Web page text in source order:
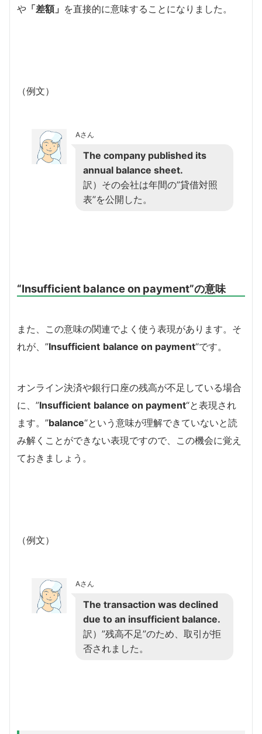
や 「差額」 を直接的に意味することになりました。
（例文）
Aさん
The company published its
annual balance sheet.
訳）その会社は年間の”貸借対照
表”を公開した。
“Insufficient balance on payment”の意味
また、この意味の関連でよく使う表現があります。そ
れが、”Insufficient balance on payment“です。
オンライン決済や銀行口座の残高が不足している場合
に、”Insufficient balance on payment“と表現され
ます。”balance“という意味が理解できていないと読
み解くことができない表現ですので、この機会に覚え
ておきましょう。
（例文）
Aさん
The transaction was declined
due to an insufficient balance.
訳）”残高不足”のため、取引が拒
否されました。